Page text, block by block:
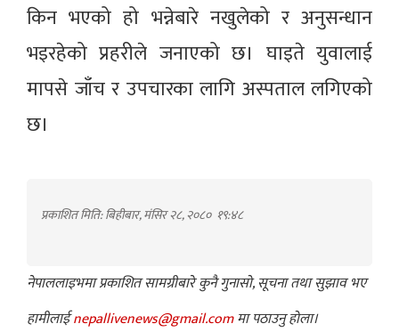
किन भएको हो भन्नेबारे नखुलेको र अनुसन्धान
भइरहेको प्रहरीले जनाएको छ। घाइते युवालाई
मापसे जाँच र उपचारका लागि अस्पताल लगिएको
छ।
प्रकाशित मिति: बिहीबार, मंसिर २८, २०८० १९:४८
नेपाललाइभमा प्रकाशित सामग्रीबारे कुनै गुनासो, सूचना तथा सुझाव भए
हामीलाईnepallivenews@gmail.comमा पठाउनु होला।